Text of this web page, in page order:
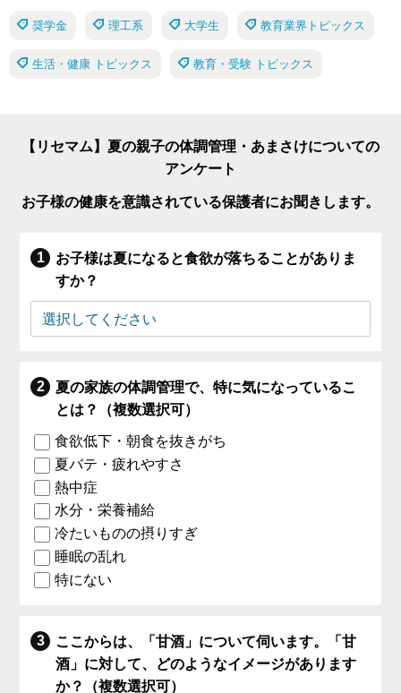
奨学金 理工系 大学生 教育業界トピックス
生活・健康 トピックス 教育・受験 トピックス
【リセマム】夏の親子の体調管理・あまさけについての
アンケート
お子様の健康を意識されている保護者にお聞きします。
お子様は夏になると食欲が落ちることがありま
すか？
夏の家族の体調管理で、特に気になっているこ
とは？（複数選択可）
食欲低下・朝食を抜きがち
夏バテ・疲れやすさ
熱中症
水分・栄養補給
冷たいものの摂りすぎ
睡眠の乱れ
特にない
ここからは、「甘酒」について伺います。「甘
酒」に対して、どのようなイメージがあります
か？（複数選択可）